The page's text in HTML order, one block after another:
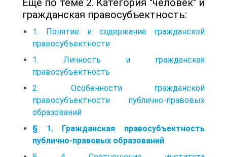
гражданская правосубъектность:
1. Понятие и содержание гражданской
правосубъектности
1. Личность и гражданская
правосубъектность
2. Особенности гражданской
правосубъектности публично-правовых
образований
§ 1. Гражданская правосубъектность
публично-правовых образований